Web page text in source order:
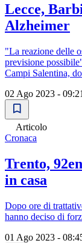
Lecce,
Alzheimer
"La reazione delle
previsione
Campi Salentina,
02 Ago 2023 - 09:21
Articolo
Cronaca
Trento,
in casa
Dopo ore di
hanno deciso di
01 Ago 2023 -